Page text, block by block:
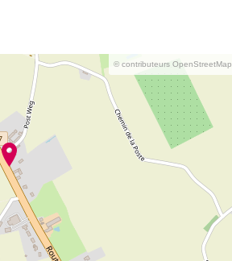
© contributeurs OpenStreetMap